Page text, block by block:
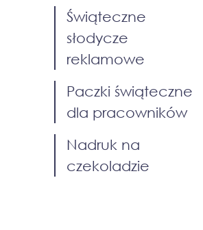
Świąteczne
słodycze
reklamowe
Paczki świąteczne
dla pracowników
Nadruk na
czekoladzie